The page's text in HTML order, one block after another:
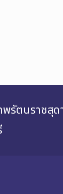
รัตนราชสุ